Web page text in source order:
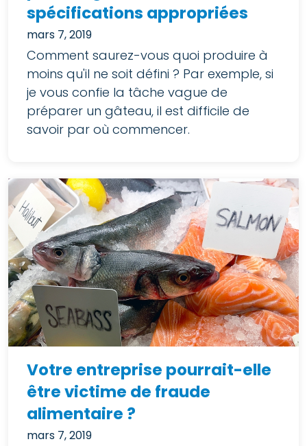
spécifications appropriées
mars 7, 2019
Comment saurez-vous quoi produire à
moins qu'il ne soit défini ? Par exemple, si
je vous confie la tâche vague de
préparer un gâteau, il est difficile de
savoir par où commencer.
Votre entreprise pourrait-elle
être victime de fraude
alimentaire ?
mars 7, 2019